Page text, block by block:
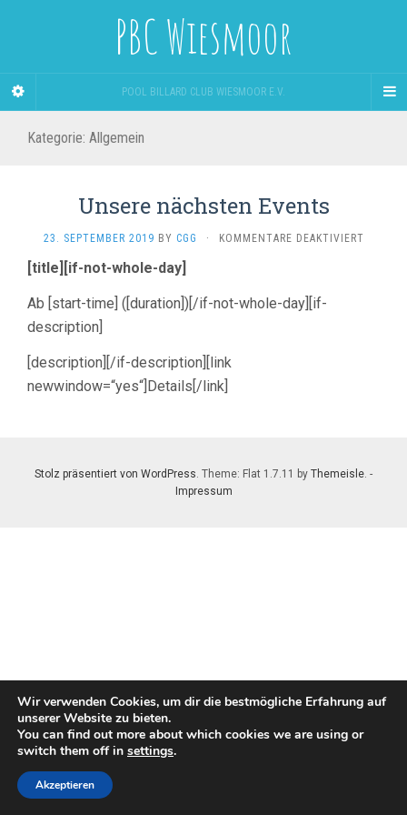
PBC Wiesmoor
POOL BILLARD CLUB WIESMOOR E.V.
Kategorie: Allgemein
Unsere nächsten Events
23. SEPTEMBER 2019 BY CGG · KOMMENTARE DEAKTIVIERT
[title] [if-not-whole-day]
Ab [start-time] ([duration])[/if-not-whole-day][if-
description]
[description][/if-description][link
newwindow=“yes“]Details[/link]
Stolz präsentiert von WordPress. Theme: Flat 1.7.11 by Themeisle. -
Impressum
Wir verwenden Cookies, um dir die bestmögliche Erfahrung auf
unserer Website zu bieten.
You can find out more about which cookies we are using or
switch them off in settings.
Akzeptieren